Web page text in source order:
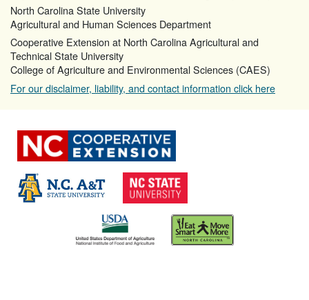
North Carolina State University
Agricultural and Human Sciences Department
Cooperative Extension at North Carolina Agricultural and
Technical State University
College of Agriculture and Environmental Sciences (CAES)
For our disclaimer, liability, and contact information click here